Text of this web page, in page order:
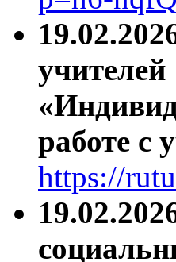
работе с
https://